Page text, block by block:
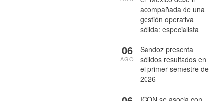
acompañada de una
gestión operativa
sólida: especialista
Sandoz presenta
sólidos resultados en
el primer semestre de
2026
06
AGO